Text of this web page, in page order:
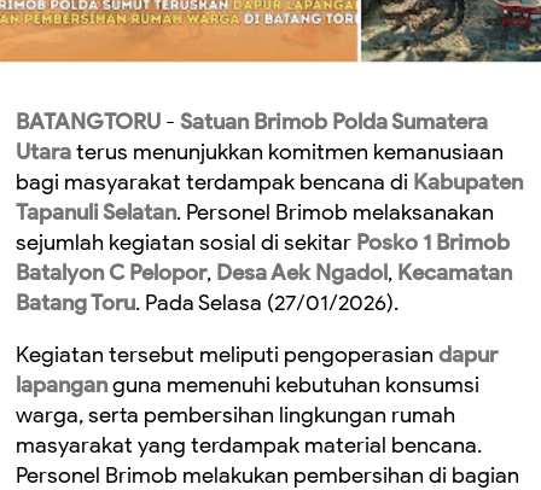
BATANGTORU - Satuan Brimob Polda Sumatera
Utaraterus menunjukkan komitmen kemanusiaan
bagi masyarakat terdampak bencana di Kabupaten
Tapanuli Selatan. Personel Brimob melaksanakan
sejumlah kegiatan sosial di sekitar Posko 1 Brimob
Batalyon C Pelopor, Desa Aek Ngadol, Kecamatan
Batang Toru. Pada Selasa (27/01/2026).
Kegiatan tersebut meliputi pengoperasian dapur
lapanganguna memenuhi kebutuhan konsumsi
warga, serta pembersihan lingkungan rumah
masyarakat yang terdampak material bencana.
Personel Brimob melakukan pembersihan di bagian